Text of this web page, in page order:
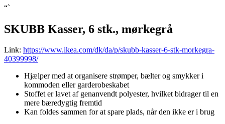
“`
SKUBB Kasser, 6 stk., mørkegrå
Link: https://www.ikea.com/dk/da/p/skubb-kasser-6-stk-morkegra-
40399998/
Hjælper med at organisere strømper, bælter og smykker i
kommoden eller garderobeskabet
Stoffet er lavet af genanvendt polyester, hvilket bidrager til en
mere bæredygtig fremtid
Kan foldes sammen for at spare plads, når den ikke er i brug